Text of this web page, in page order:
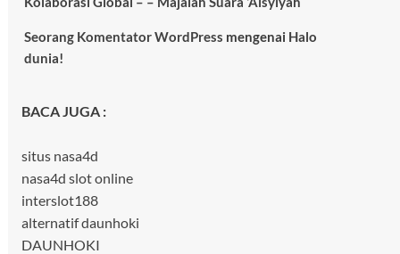
Seorang Komentator WordPress mengenai Halo
dunia!
BACA JUGA :
situs nasa4d
nasa4d slot online
interslot188
alternatif daunhoki
DAUNHOKI